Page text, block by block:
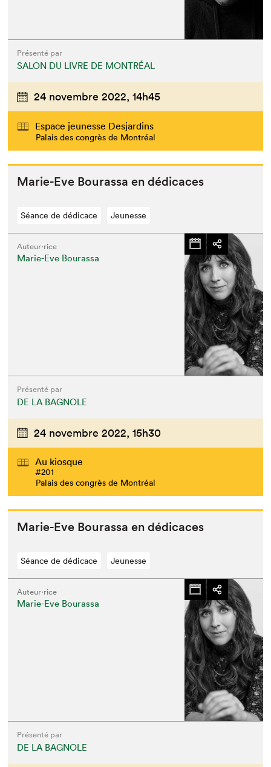
Présenté par
SALON DU LIVRE DE MONTRÉAL
24 novembre 2022, 14h45
Espace jeunesse Desjardins
Palais des congrès de Montréal
Marie-Eve Bouras­sa en dédicaces
Séance de dédicace Jeunesse
Auteur·rice
Marie-Eve Bourassa
Présenté par
DE LA BAGNOLE
24 novembre 2022, 15h30
Au kiosque
#201
Palais des congrès de Montréal
Marie-Eve Bouras­sa en dédicaces
Séance de dédicace Jeunesse
Auteur·rice
Marie-Eve Bourassa
Présenté par
DE LA BAGNOLE